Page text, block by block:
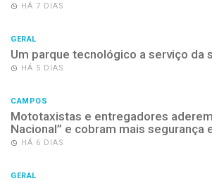
HÁ 7 DIAS
GERAL
Um parque tecnológico a serviço da
HÁ 5 DIAS
CAMPOS
Mototaxistas e entregadores
Nacional” e cobram mais segurança
HÁ 6 DIAS
GERAL